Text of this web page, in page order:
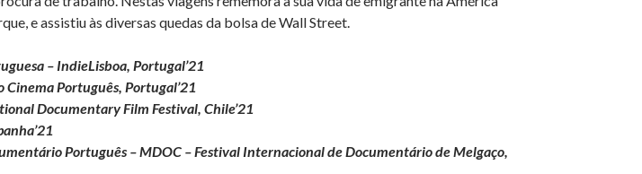
e assistiu às diversas quedas da bolsa de Wall Street.
– IndieLisboa, Portugal’21
Cinema Português, Portugal’21
Documentary Film Festival, Chile’21
Português – MDOC – Festival Internacional de Documentário de Melgaço,